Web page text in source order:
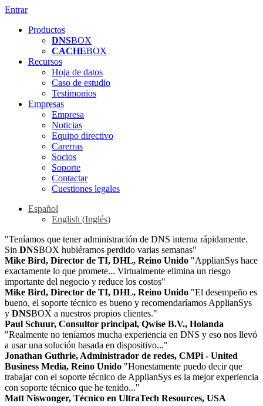
Entrar
Productos
DNSBOX
CACHEBOX
Recursos
Hoja de datos
Caso de estudio
Testimonios
Empresas
Empresa
Noticias
Equipo directivo
Carerras
Socios
Soporte
Contactar
Cuestiones legales
Español
English (Inglés)
"Teníamos que tener administración de DNS interna rápidamente.
Sin DNSBOX hubiéramos perdido varias semanas"
Mike Bird, Director de TI, DHL, Reino Unido "ApplianSys hace
exactamente lo que promete... Virtualmente elimina un riesgo
importante del negocio y reduce los costos"
Mike Bird, Director de TI, DHL, Reino Unido "El desempeño es
bueno, el soporte técnico es bueno y recomendaríamos ApplianSys
y DNSBOX a nuestros propios clientes."
Paul Schuur, Consultor principal, Qwise B.V., Holanda
"Realmente no teníamos mucha experiencia en DNS y eso nos llevó
a usar una solución basada en dispositivo..."
Jonathan Guthrie, Administrador de redes, CMPi - United
Business Media, Reino Unido "Honestamente puedo decir que
trabajar con el soporte técnico de ApplianSys es la mejor experiencia
con soporte técnico que he tenido..."
Matt Niswonger, Técnico en UltraTech Resources, USA